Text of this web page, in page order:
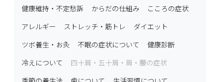
健康維持・不定愁訴 からだの仕組み
こころの症状
アレルギー
ストレッチ・筋トレ
ダイエット
ツボ養生・お灸
不眠の症状について
健康診断
冷えについて
四十肩・五十肩・肩・腰の症状